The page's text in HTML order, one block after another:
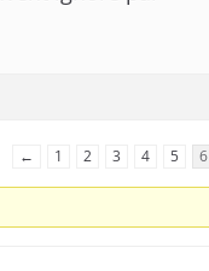
← 1 2 3 4 5 6